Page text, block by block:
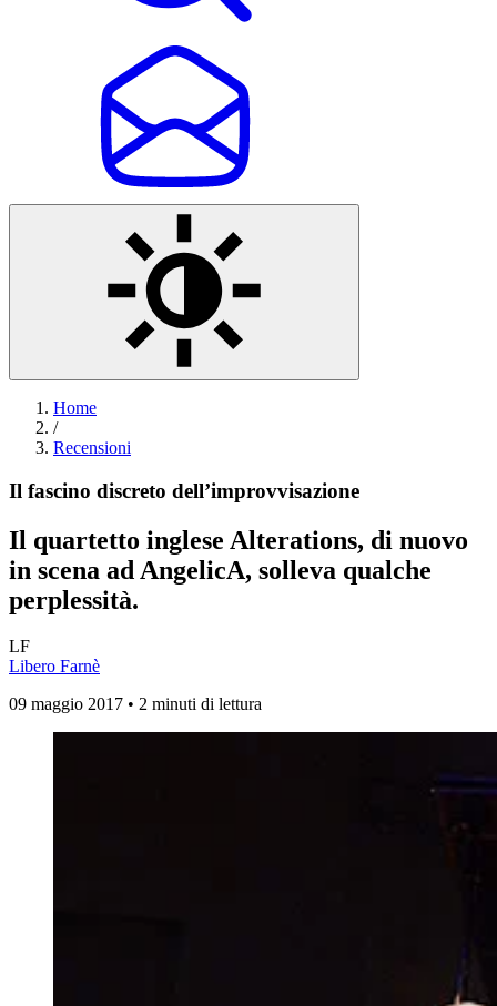
Home
/
Recensioni
Il fascino discreto dell’improvvisazione
Il quartetto inglese Alterations, di nuovo
in scena ad AngelicA, solleva qualche
perplessità.
LF
Libero Farnè
09 maggio 2017 • 2 minuti di lettura